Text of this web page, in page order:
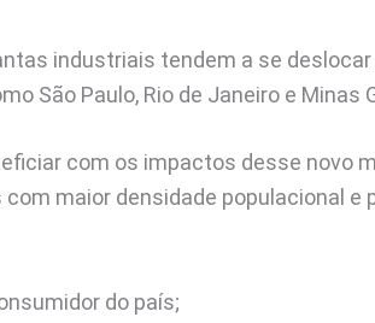
industriais tendem a se
São Paulo, Rio de Janeiro e Minas
com os impactos desse novo
maior densidade populacional e
do país;